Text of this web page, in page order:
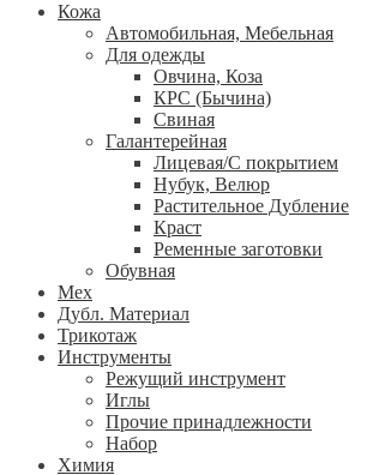
Кожа
Автомобильная, Мебельная
Для одежды
Овчина, Коза
КРС (Бычина)
Свиная
Галантерейная
Лицевая/С покрытием
Нубук, Велюр
Растительное Дубление
Краст
Ременные заготовки
Обувная
Мех
Дубл. Материал
Трикотаж
Инструменты
Режущий инструмент
Иглы
Прочие принадлежности
Набор
Химия